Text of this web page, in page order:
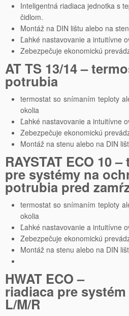
Inteligentná riadiaca jednotka s
čidlom.
Montáž na DIN lištu alebo na
Ľahké nastavovanie a intuitívne
Zebezpečuje ekonomickú
AT TS 13/14 –
potrubia
termostat so snímaním teploty
okolia
Ľahké nastavovanie a intuitívne
Zebezpečuje ekonomickú
Montáž na stenu alebo na DIN
RAYSTAT ECO 10
pre systémy na
potrubia pred
termostat so snímaním teploty
okolia
Ľahké nastavovanie a intuitívne
Zebezpečuje ekonomickú
Montáž na stenu alebo na DIN
HWAT ECO –
riadiaca pre systém
L/M/R